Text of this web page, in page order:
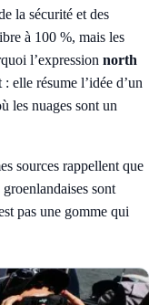
la sécurité et des
à 100 %, mais les
l’expression north
elle résume l’idée d’un
les nuages sont un
sources rappellent que
sont
pas une gomme qui